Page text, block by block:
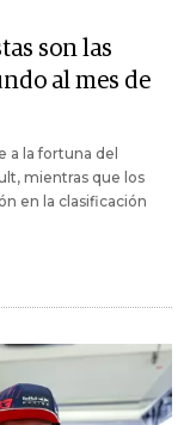
son las
al mes de
a la fortuna del
mientras que los
en la clasificación